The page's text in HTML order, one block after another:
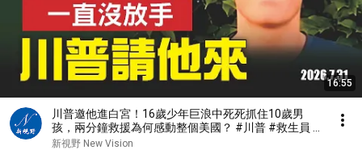
16:55
川普邀他進白宮！16歲少年巨浪中死死抓住10歲男
孩，兩分鐘救援為何感動整個美國？ #川普 #救生員 #
美國精神 | 新視野 第2467期 20260731
新視野 New Vision